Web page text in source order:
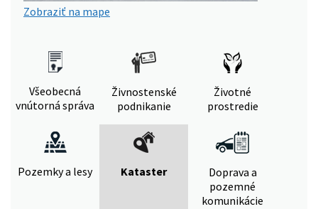
Zobraziť na mape
Všeobecná
vnútorná správa
Živnostenské
podnikanie
Životné
prostredie
Pozemky a lesy Kataster
Doprava a
pozemné
komunikácie